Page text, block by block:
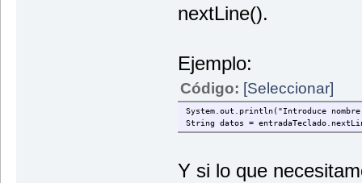
nextLine().
Ejemplo:
Código: [Seleccionar]
System.out.println("Introduce
String datos =
Y si lo que